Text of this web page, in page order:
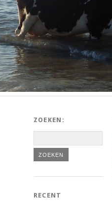
ZOEKEN:
RECENT